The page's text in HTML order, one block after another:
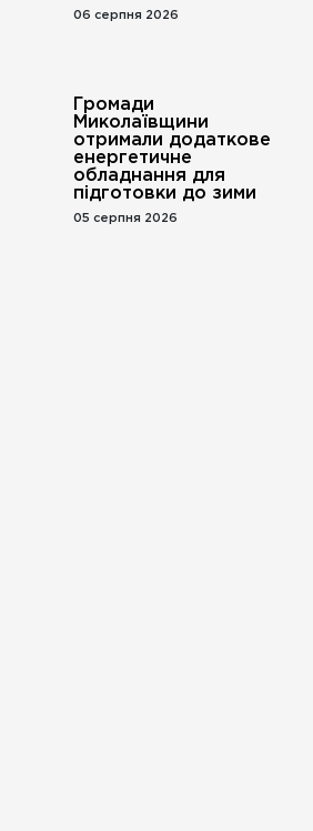
06 серпня 2026
Громади
Миколаївщини
отримали додаткове
енергетичне
обладнання для
підготовки до зими
05 серпня 2026